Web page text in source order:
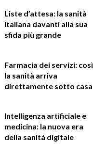
Liste d’attesa: la sanità
italiana davanti alla sua
sfida più grande
Farmacia dei servizi: così
la sanità arriva
direttamente sotto casa
Intelligenza artificiale e
medicina: la nuova era
della sanità digitale